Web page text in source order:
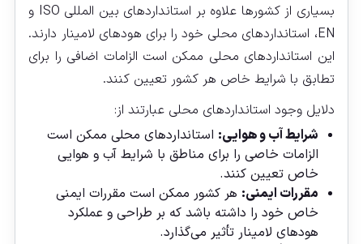
بسیاری از کشورها علاوه بر استانداردهای بین‌ المللی ISO و
EN، استانداردهای محلی خود را برای هودهای لامینار دارند.
این استانداردهای محلی ممکن است الزامات اضافی را برای
تطابق با شرایط خاص هر کشور تعیین کنند.
دلایل وجود استانداردهای محلی عبارتند از:
شرایط آب و هوایی: استانداردهای محلی ممکن است
الزامات خاصی را برای مناطق با شرایط آب و هوایی
خاص تعیین کنند.
مقررات ایمنی: هر کشور ممکن است مقررات ایمنی
خاص خود را داشته باشد که بر طراحی و عملکرد
هودهای لامینار تأثیر می‌گذارد.